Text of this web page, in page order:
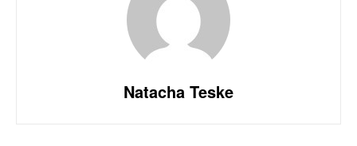
Natacha Teske